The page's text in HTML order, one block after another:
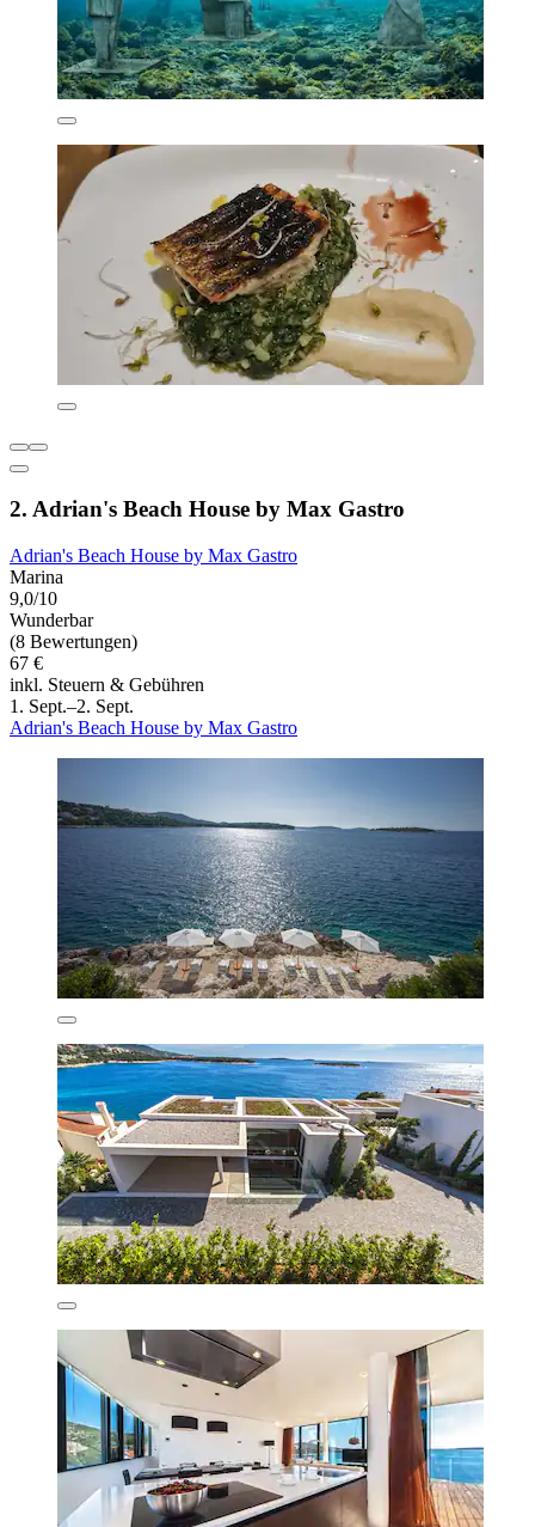
2. Adrian's Beach House by Max Gastro
Adrian's Beach House by Max Gastro
Marina
9,0/10
Wunderbar
(8 Bewertungen)
67 €
inkl. Steuern & Gebühren
1. Sept.–2. Sept.
Adrian's Beach House by Max Gastro